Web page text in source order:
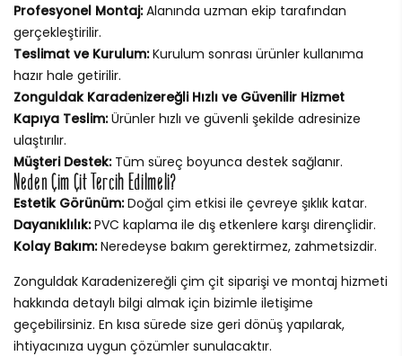
Profesyonel Montaj:Alanında uzman ekip tarafından
gerçekleştirilir.
Teslimat ve Kurulum:Kurulum sonrası ürünler kullanıma
hazır hale getirilir.
Zonguldak Karadenizereğli Hızlı ve Güvenilir Hizmet
Kapıya Teslim:Ürünler hızlı ve güvenli şekilde adresinize
ulaştırılır.
Müşteri Destek:Tüm süreç boyunca destek sağlanır.
Neden Çim Çit Tercih Edilmeli?
Estetik Görünüm:Doğal çim etkisi ile çevreye şıklık katar.
Dayanıklılık:PVC kaplama ile dış etkenlere karşı dirençlidir.
Kolay Bakım:Neredeyse bakım gerektirmez, zahmetsizdir.
Zonguldak Karadenizereğli çim çit siparişi ve montaj hizmeti
hakkında detaylı bilgi almak için bizimle iletişime
geçebilirsiniz. En kısa sürede size geri dönüş yapılarak,
ihtiyacınıza uygun çözümler sunulacaktır.